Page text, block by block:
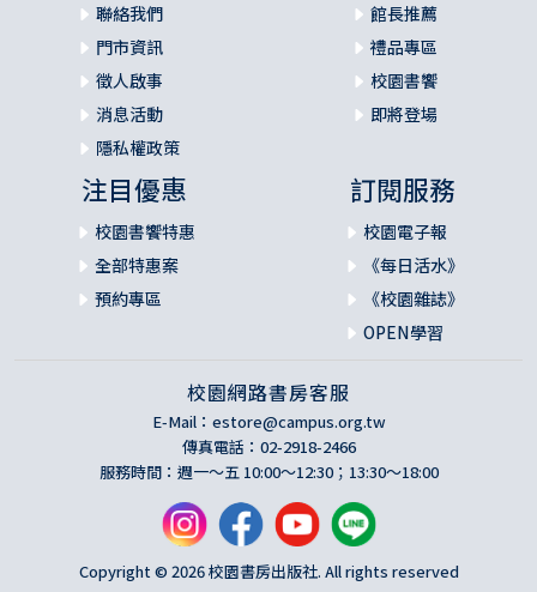
聯絡我們
門市資訊
徵人啟事
消息活動
隱私權政策
館長推薦
禮品專區
校園書饗
即將登場
注目優惠
校園書饗特惠
全部特惠案
預約專區
訂閱服務
校園電子報
《每日活水》
《校園雜誌》
OPEN學習
校園網路書房客服
E-Mail： estore@campus.org.tw
傳真電話：02-2918-2466
服務時間：週一～五 10:00～12:30；13:30～18:00
Copyright © 2026 校園書房出版社. All rights reserved